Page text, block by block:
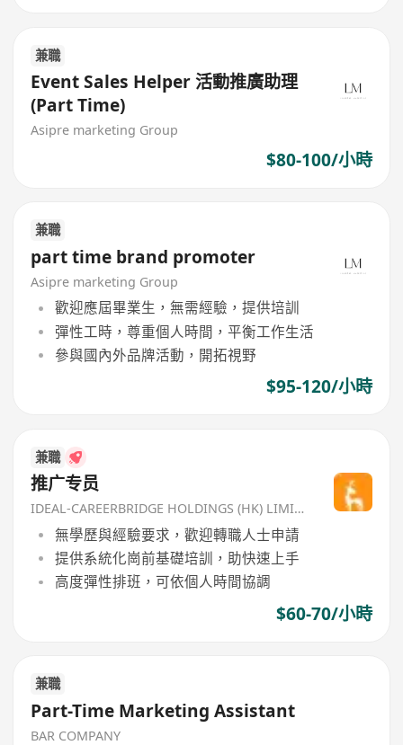
兼職
Event Sales Helper 活動推廣助理
(Part Time)
Asipre marketing Group
$80-100/小時
兼職
part time brand promoter
Asipre marketing Group
歡迎應屆畢業生，無需經驗，提供培訓
彈性工時，尊重個人時間，平衡工作生活
參與國內外品牌活動，開拓視野
$95-120/小時
兼職
推广专员
IDEAL-CAREERBRIDGE HOLDINGS (HK) LIMITED
無學歷與經驗要求，歡迎轉職人士申請
提供系統化崗前基礎培訓，助快速上手
高度彈性排班，可依個人時間協調
$60-70/小時
兼職
Part-Time Marketing Assistant
BAR COMPANY